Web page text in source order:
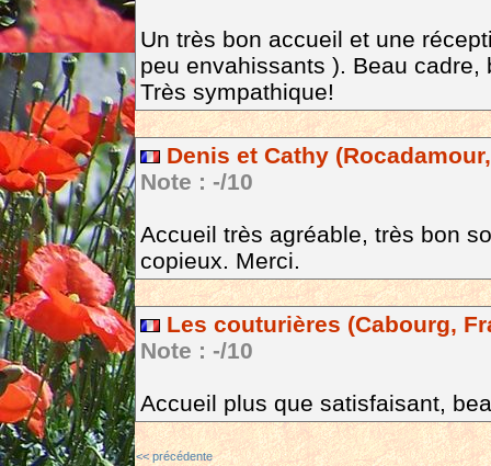
Un très bon accueil et une
peu envahissants ). Beau
Très sympathique!
Denis et Cathy
Note : -/10
Accueil très agréable, très bon
copieux. Merci.
Les couturières (Cabourg,
Note : -/10
Accueil plus que satisfaisant,
<< précédente